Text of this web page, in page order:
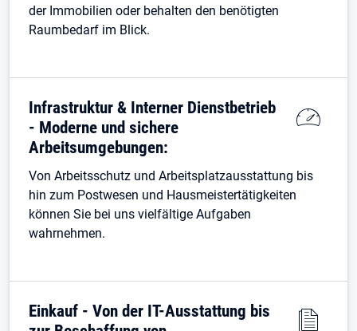
der Immobilien oder behalten den benötigten
Raumbedarf im Blick.
Infrastruktur & Interner Dienstbetrieb
- Moderne und sichere
Arbeitsumgebungen:
Von Arbeitsschutz und Arbeitsplatzausstattung bis
hin zum Postwesen und Hausmeistertätigkeiten
können Sie bei uns vielfältige Aufgaben
wahrnehmen.
Einkauf - Von der IT-Ausstattung bis